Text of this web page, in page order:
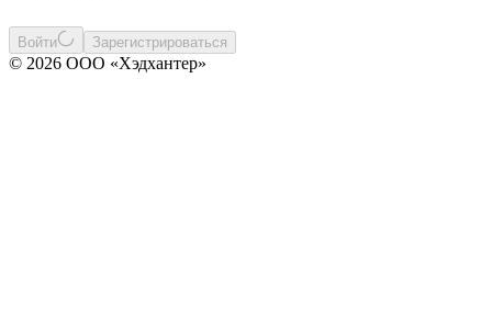
Войти Зарегистрироваться
© 2026 ООО «Хэдхантер»